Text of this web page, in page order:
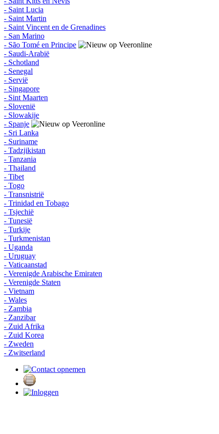
- Saint Lucia
- Saint Martin
- Saint Vincent en de Grenadines
- San Marino
- São Tomé en Principe
- Saudi-Arabië
- Schotland
- Senegal
- Servië
- Singapore
- Sint Maarten
- Slovenië
- Slowakije
- Spanje
- Sri Lanka
- Suriname
- Tadzjikistan
- Tanzania
- Thailand
- Tibet
- Togo
- Transnistrië
- Trinidad en Tobago
- Tsjechië
- Tunesië
- Turkije
- Turkmenistan
- Uganda
- Uruguay
- Vaticaanstad
- Verenigde Arabische Emiraten
- Verenigde Staten
- Vietnam
- Wales
- Zambia
- Zanzibar
- Zuid Afrika
- Zuid Korea
- Zweden
- Zwitserland